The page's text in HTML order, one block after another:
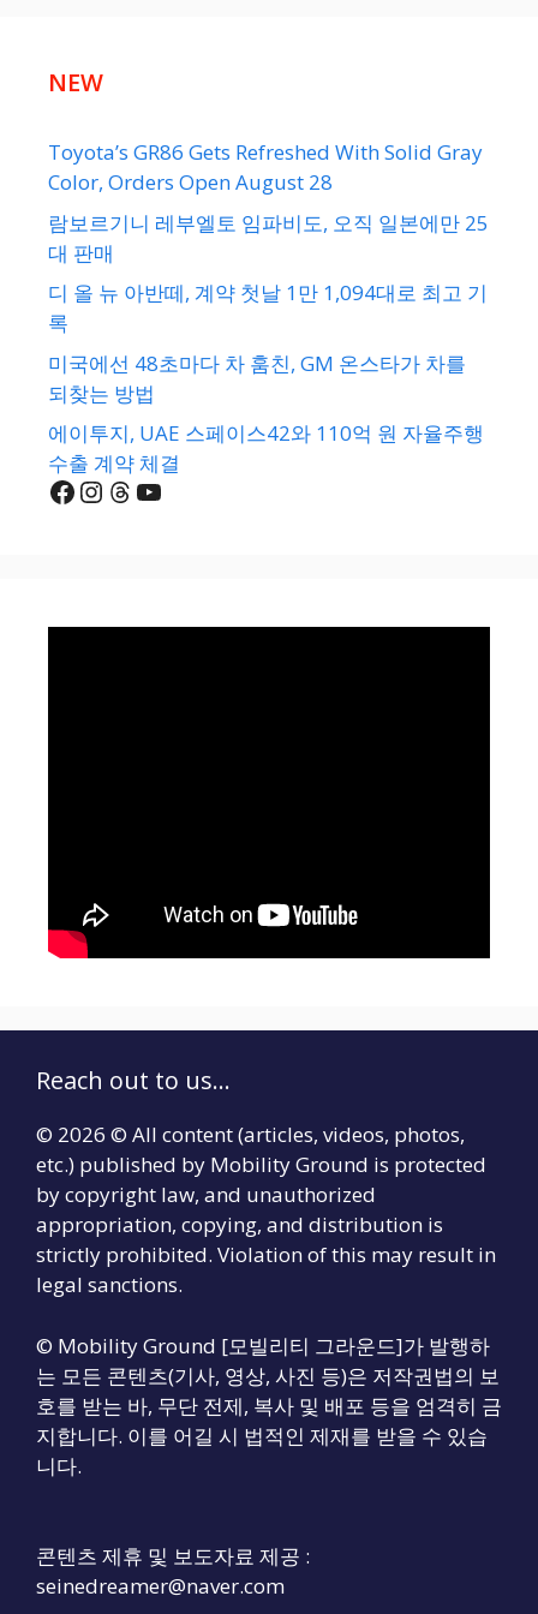
NEW
Toyota’s GR86 Gets Refreshed With Solid Gray
Color, Orders Open August 28
람보르기니 레부엘토 임파비도, 오직 일본에만 25
대 판매
디 올 뉴 아반떼, 계약 첫날 1만 1,094대로 최고 기
록
미국에선 48초마다 차 훔친, GM 온스타가 차를
되찾는 방법
에이투지, UAE 스페이스42와 110억 원 자율주행
수출 계약 체결
Facebook
Instagram
Threads
YouTube
Reach out to us...
© 2026 © All content (articles, videos, photos,
etc.) published by Mobility Ground is protected
by copyright law, and unauthorized
appropriation, copying, and distribution is
strictly prohibited. Violation of this may result in
legal sanctions.
© Mobility Ground [모빌리티 그라운드]가 발행하
는 모든 콘텐츠(기사, 영상, 사진 등)은 저작권법의 보
호를 받는 바, 무단 전제, 복사 및 배포 등을 엄격히 금
지합니다. 이를 어길 시 법적인 제재를 받을 수 있습
니다.
콘텐츠 제휴 및 보도자료 제공 :
seinedreamer@naver.com